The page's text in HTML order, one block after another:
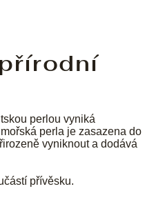
perlou vyniká
perla je zasazena do
vyniknout a dodává
přívěsku.